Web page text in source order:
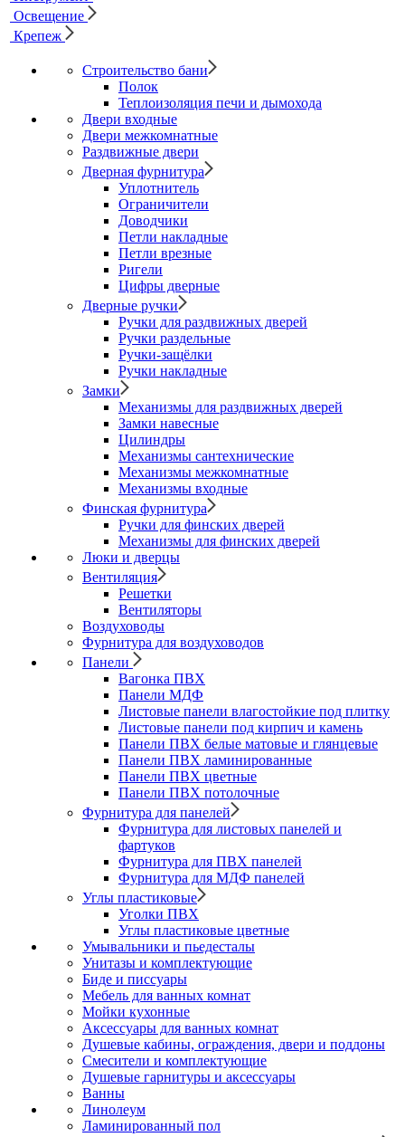
Освещение
Крепеж
Строительство бани
Полок
Теплоизоляция печи и дымохода
Двери входные
Двери межкомнатные
Раздвижные двери
Дверная фурнитура
Уплотнитель
Ограничители
Доводчики
Петли накладные
Петли врезные
Ригели
Цифры дверные
Дверные ручки
Ручки для раздвижных дверей
Ручки раздельные
Ручки-защёлки
Ручки накладные
Замки
Механизмы для раздвижных дверей
Замки навесные
Цилиндры
Механизмы сантехнические
Механизмы межкомнатные
Механизмы входные
Финская фурнитура
Ручки для финских дверей
Механизмы для финских дверей
Люки и дверцы
Вентиляция
Решетки
Вентиляторы
Воздуховоды
Фурнитура для воздуховодов
Панели
Вагонка ПВХ
Панели МДФ
Листовые панели влагостойкие под плитку
Листовые панели под кирпич и камень
Панели ПВХ белые матовые и глянцевые
Панели ПВХ ламинированные
Панели ПВХ цветные
Панели ПВХ потолочные
Фурнитура для панелей
Фурнитура для листовых панелей и
фартуков
Фурнитура для ПВХ панелей
Фурнитура для МДФ панелей
Углы пластиковые
Уголки ПВХ
Углы пластиковые цветные
Умывальники и пьедесталы
Унитазы и комплектующие
Биде и писсуары
Мебель для ванных комнат
Мойки кухонные
Аксессуары для ванных комнат
Душевые кабины, ограждения, двери и поддоны
Смесители и комплектующие
Душевые гарнитуры и аксессуары
Ванны
Линолеум
Ламинированный пол